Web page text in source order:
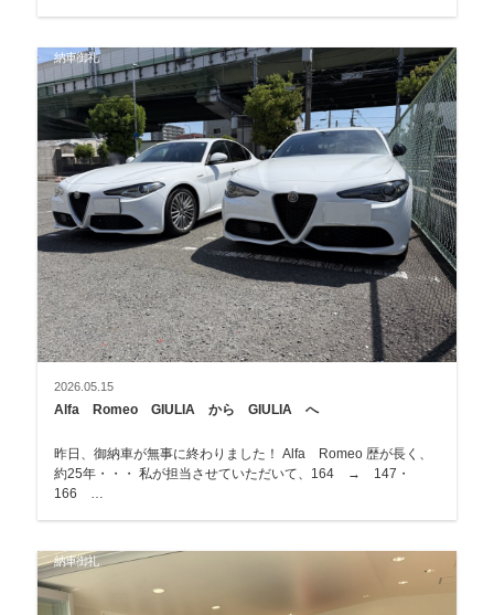
納車御礼
2026.05.15
Alfa Romeo GIULIA から GIULIA へ
昨日、御納車が無事に終わりました！ Alfa Romeo 歴が長く、
約25年・・・ 私が担当させていただいて、164 → 147・
166 …
納車御礼